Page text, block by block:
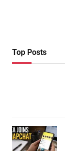
Top Posts